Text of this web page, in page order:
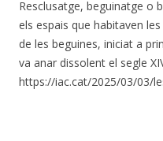
Resclusatge, beguinatge o
els espais que habitaven
de les beguines, iniciat a
va anar dissolent el segle
https://iac.cat/2025/03/03/